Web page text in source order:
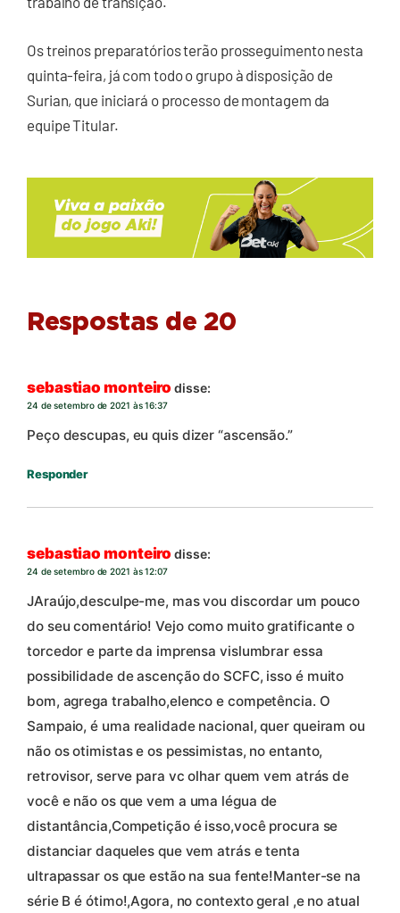
Os treinos preparatórios terão prosseguimento nesta
quinta-feira, já com todo o grupo à disposição de
Surian, que iniciará o processo de montagem da
equipe Titular.
Respostas de 20
sebastiao monteiro disse:
24 de setembro de 2021 às 16:37
Peço descupas, eu quis dizer “ascensão.”
Responder
sebastiao monteiro disse:
24 de setembro de 2021 às 12:07
JAraújo,desculpe-me, mas vou discordar um pouco
do seu comentário! Vejo como muito gratificante o
torcedor e parte da imprensa vislumbrar essa
possibilidade de ascenção do SCFC, isso é muito
bom, agrega trabalho,elenco e competência. O
Sampaio, é uma realidade nacional, quer queiram ou
não os otimistas e os pessimistas, no entanto,
retrovisor, serve para vc olhar quem vem atrás de
você e não os que vem a uma légua de
distantância,Competição é isso,você procura se
distanciar daqueles que vem atrás e tenta
ultrapassar os que estão na sua fente!Manter-se na
série B é ótimo!,Agora, no contexto geral ,e no atual